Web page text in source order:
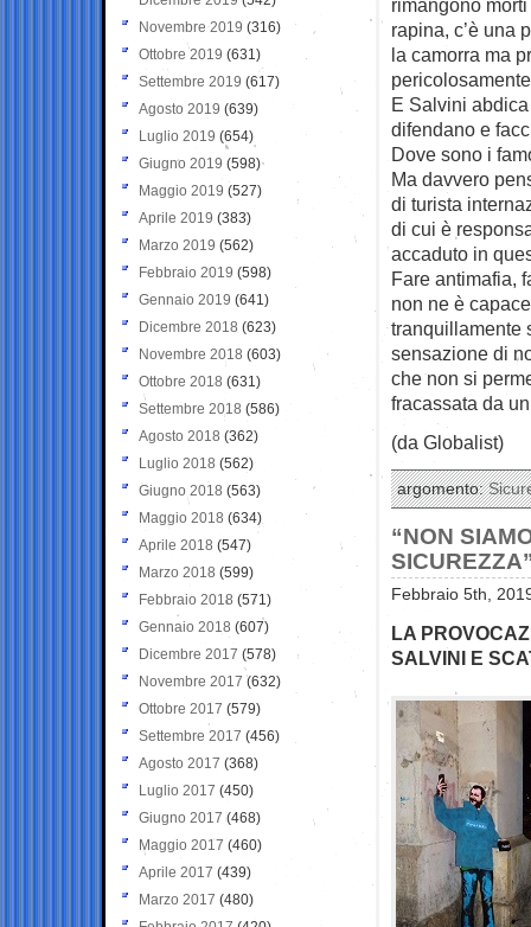
rimangono
rapina, c’è una
la camorra ma
E Salvini
difendano e
Dove sono i
Ma davvero
di turista
di cui è
accaduto in
Fare antimafia,
non ne è
tranquillamente
sensazione di
che non si
fracassata da
(da Globalist)
argomento:
“NON
Febbraio 5th,
LA
SALVINI E
Novembre 2019 (316)
Ottobre 2019 (631)
Settembre 2019 (617)
Agosto 2019 (639)
Luglio 2019 (654)
Giugno 2019 (598)
Maggio 2019 (527)
Aprile 2019 (383)
Marzo 2019 (562)
Febbraio 2019 (598)
Gennaio 2019 (641)
Dicembre 2018 (623)
Novembre 2018 (603)
Ottobre 2018 (631)
Settembre 2018 (586)
Agosto 2018 (362)
Luglio 2018 (562)
Giugno 2018 (563)
Maggio 2018 (634)
Aprile 2018 (547)
Marzo 2018 (599)
Febbraio 2018 (571)
Gennaio 2018 (607)
Dicembre 2017 (578)
Novembre 2017 (632)
Ottobre 2017 (579)
Settembre 2017 (456)
Agosto 2017 (368)
Luglio 2017 (450)
Giugno 2017 (468)
Maggio 2017 (460)
Aprile 2017 (439)
Marzo 2017 (480)